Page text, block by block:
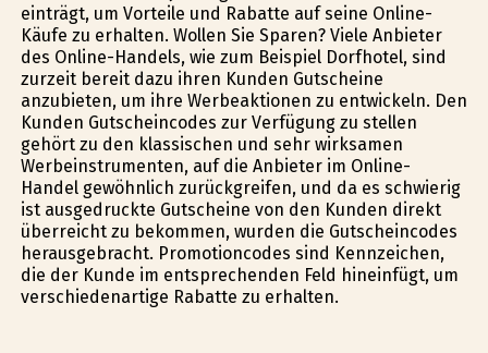
einträgt, um Vorteile und Rabatte auf seine Online-
Käufe zu erhalten. Wollen Sie Sparen? Viele Anbieter
des Online-Handels, wie zum Beispiel Dorfhotel, sind
zurzeit bereit dazu ihren Kunden Gutscheine
anzubieten, um ihre Werbeaktionen zu entwickeln. Den
Kunden Gutscheincodes zur Verfügung zu stellen
gehört zu den klassischen und sehr wirksamen
Werbeinstrumenten, auf die Anbieter im Online-
Handel gewöhnlich zurückgreifen, und da es schwierig
ist ausgedruckte Gutscheine von den Kunden direkt
überreicht zu bekommen, wurden die Gutscheincodes
herausgebracht. Promotioncodes sind Kennzeichen,
die der Kunde im entsprechenden Feld hineinfügt, um
verschiedenartige Rabatte zu erhalten.